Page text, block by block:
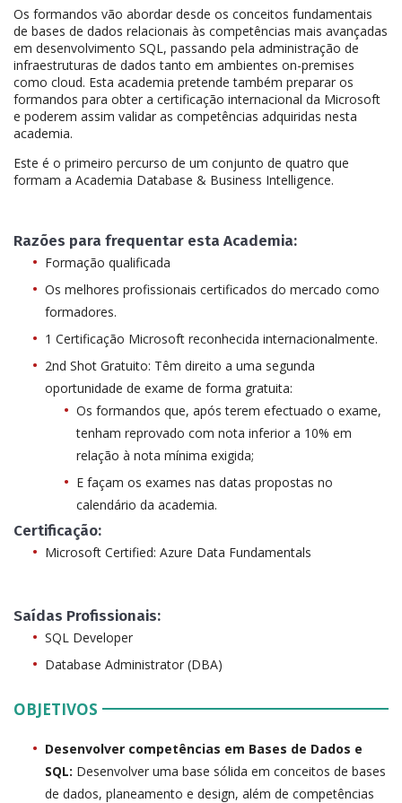
Os formandos vão abordar desde os conceitos fundamentais
de bases de dados relacionais às competências mais avançadas
em desenvolvimento SQL, passando pela administração de
infraestruturas de dados tanto em ambientes on-premises
como cloud. Esta academia pretende também preparar os
formandos para obter a certificação internacional da Microsoft
e poderem assim validar as competências adquiridas nesta
academia.
Este é o primeiro percurso de um conjunto de quatro que
formam a Academia Database & Business Intelligence.
Razões para frequentar esta Academia:
Formação qualificada
Os melhores profissionais certificados do mercado como
formadores.
1 Certificação Microsoft reconhecida internacionalmente.
2nd Shot Gratuito: Têm direito a uma segunda
oportunidade de exame de forma gratuita:
Os formandos que, após terem efectuado o exame,
tenham reprovado com nota inferior a 10% em
relação à nota mínima exigida;
E façam os exames nas datas propostas no
calendário da academia.
Certificação:
Microsoft Certified: Azure Data Fundamentals
Saídas Profissionais:
SQL Developer
Database Administrator (DBA)
OBJETIVOS
Desenvolver competências em Bases de Dados e
SQL: Desenvolver uma base sólida em conceitos de bases
de dados, planeamento e design, além de competências